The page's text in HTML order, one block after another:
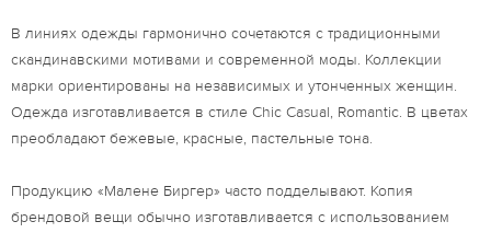
В линиях одежды гармонично сочетаются с традиционными
скандинавскими мотивами и современной моды. Коллекции
марки ориентированы на независимых и утонченных женщин.
Одежда изготавливается в стиле Chic Casual, Romantic. В цветах
преобладают бежевые, красные, пастельные тона.
Продукцию «Малене Биргер» часто подделывают. Копия
брендовой вещи обычно изготавливается с использованием